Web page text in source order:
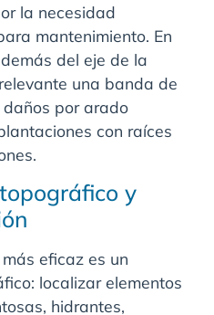
la necesidad
mantenimiento. En
del eje de la
una banda de
por arado
con raíces
y
eficaz es un
localizar elementos
hidrantes,